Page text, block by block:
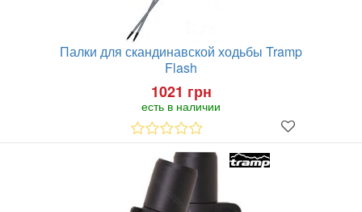
Палки для скандинавской ходьбы Tramp
Flash
1021 грн
есть в наличии